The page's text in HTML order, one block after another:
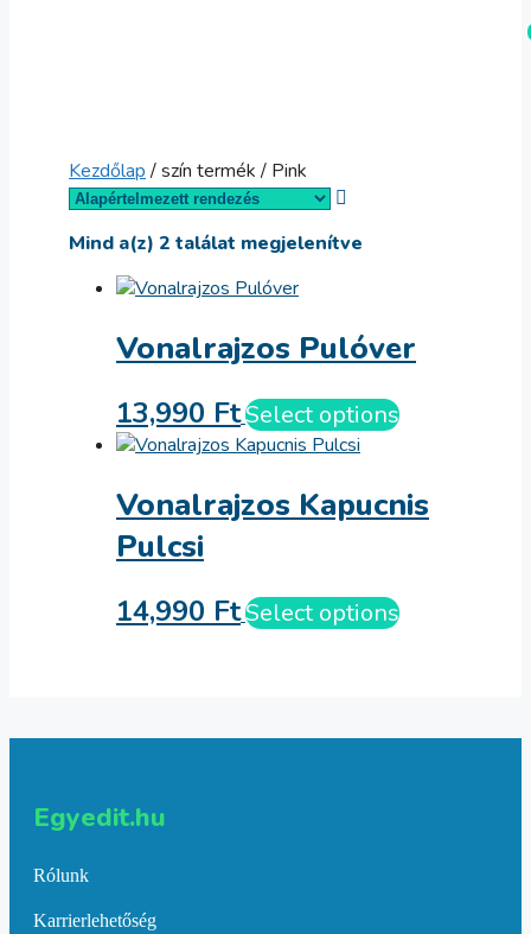
Kezdőlap/ szín termék / Pink
Mind a(z) 2 találat megjelenítve
Vonalrajzos Pulóver
13,990 FtSelect options
Vonalrajzos Kapucnis
Pulcsi
14,990 FtSelect options
Egyedit.hu
Rólunk
Karrierlehetőség